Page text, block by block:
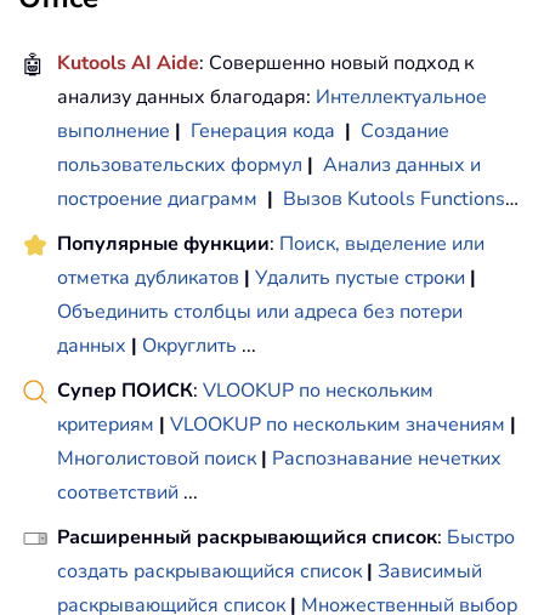
🤖 Kutools AI Aide: Совершенно новый подход к
анализу данных благодаря: Интеллектуальное
выполнение | Генерация кода | Создание
пользовательских формул | Анализ данных и
построение диаграмм | Вызов Kutools Functions…
Популярные функции: Поиск, выделение или
отметка дубликатов | Удалить пустые строки |
Объединить столбцы или адреса без потери
данных | Округлить ...
Супер ПОИСК: VLOOKUP по нескольким
критериям | VLOOKUP по нескольким значениям |
Многолистовой поиск | Распознавание нечетких
соответствий ...
Расширенный раскрывающийся список: Быстро
создать раскрывающийся список | Зависимый
раскрывающийся список | Множественный выбор